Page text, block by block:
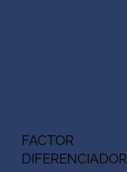
FACTOR
DIFERENCIADOR